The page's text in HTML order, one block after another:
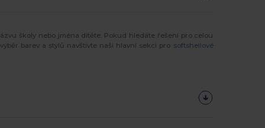
školy nebo jména dítěte. Pokud hledáte řešení pro celou
výběr barev a stylů navštivte naši hlavní sekci pro softshellové